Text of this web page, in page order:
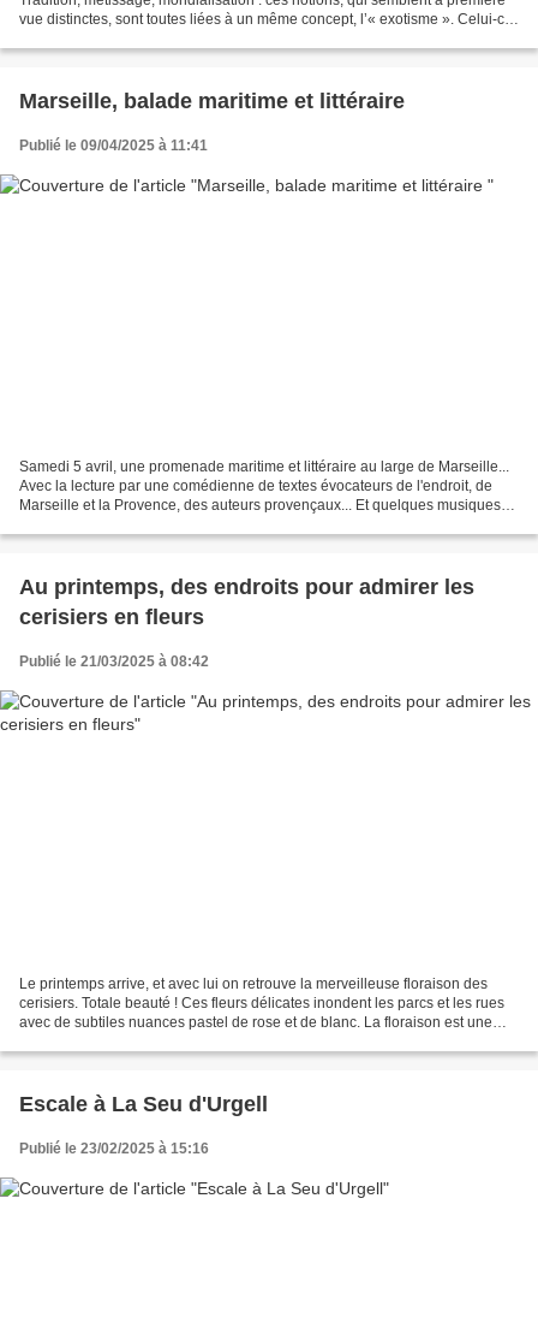
vue distinctes, sont toutes liées à un même concept, l’« exotisme ». Celui-ci
Marseille, balade maritime et littéraire
Publié le 09/04/2025 à 11:41
Samedi 5 avril, une promenade maritime et littéraire au large de Marseille...
Avec la lecture par une comédienne de textes évocateurs de l'endroit, de
Marseille et la Provence, des auteurs provençaux... Et quelques musiques
Au printemps, des endroits pour admirer les
cerisiers en fleurs
Publié le 21/03/2025 à 08:42
Le printemps arrive, et avec lui on retrouve la merveilleuse floraison des
cerisiers. Totale beauté ! Ces fleurs délicates inondent les parcs et les rues
avec de subtiles nuances pastel de rose et de blanc. La floraison est une
Escale à La Seu d'Urgell
Publié le 23/02/2025 à 15:16